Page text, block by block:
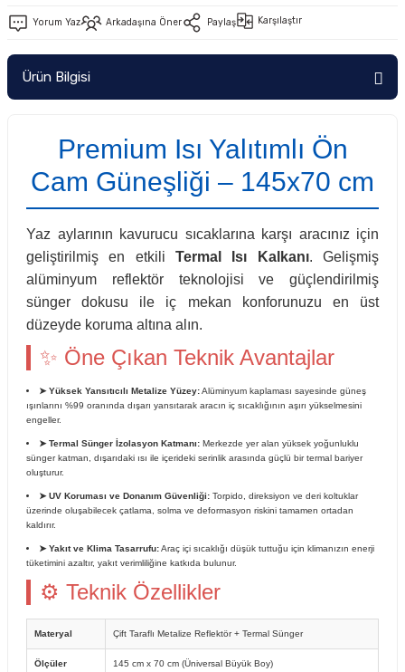
Yorum Yaz Arkadaşına Öner Paylaş Karşılaştır
Ürün Bilgisi
Premium Isı Yalıtımlı Ön
Cam Güneşliği – 145x70 cm
Yaz aylarının kavurucu sıcaklarına karşı aracınız için
geliştirilmiş en etkili Termal Isı Kalkanı. Gelişmiş
alüminyum reflektör teknolojisi ve güçlendirilmiş
sünger dokusu ile iç mekan konforunuzu en üst
düzeyde koruma altına alın.
✨ Öne Çıkan Teknik Avantajlar
➤ Yüksek Yansıtıcılı Metalize Yüzey:Alüminyum kaplaması sayesinde güneş
ışınlarını %99 oranında dışarı yansıtarak aracın iç sıcaklığının aşırı yükselmesini
engeller.
➤ Termal Sünger İzolasyon Katmanı: Merkezde yer alan yüksek yoğunluklu
sünger katman, dışarıdaki ısı ile içerideki serinlik arasında güçlü bir termal bariyer
oluşturur.
➤ UV Koruması ve Donanım Güvenliği: Torpido, direksiyon ve deri koltuklar
üzerinde oluşabilecek çatlama, solma ve deformasyon riskini tamamen ortadan
kaldırır.
➤ Yakıt ve Klima Tasarrufu:Araç içi sıcaklığı düşük tuttuğu için klimanızın enerji
tüketimini azaltır, yakıt verimliliğine katkıda bulunur.
⚙ Teknik Özellikler
Materyal Çift Taraflı Metalize Reflektör + Termal Sünger
Ölçüler 145 cm x 70 cm (Üniversal Büyük Boy)